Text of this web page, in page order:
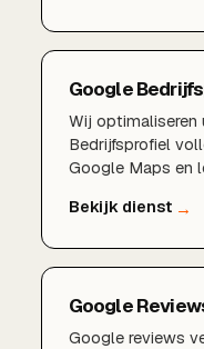
Google
Wij
Bedrijfsprofiel
Google Maps en
Google
Google reviews